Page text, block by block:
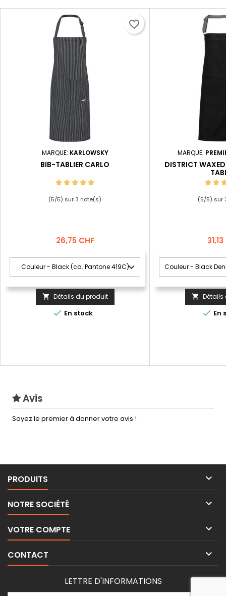
MARQUE: KARLOWSKY
BIB-TABLIER CARLO
(5/5) sur3 note(s)
Prix
26,75 CHF
 Détails du produit
 En stock
favorite_border
MARQUE:
DISTRICT
(5/5) sur
Prix
 Détails
 En
Avis
Soyez le premier à donner votre avis !
PRODUITS 
NOTRE SOCIÉTÉ 
VOTRE COMPTE 
CONTACT 
LETTRE D'INFORMATIONS